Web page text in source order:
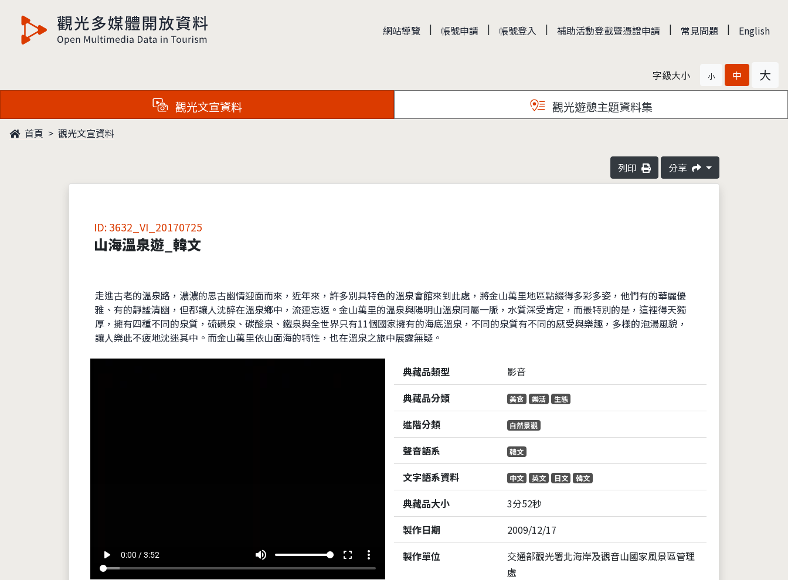
觀光多媒體開放資料 網站導覽 | 帳號申請 | 帳號登入 | 補助活動登載暨憑證申請 | 常見問題 | English
字級大小 小 中 大
觀光文宣資料 觀光遊憩主題資料集
首頁 觀光文宣資料
列印 分享
ID: 3632_VI_20170725
山海溫泉遊_韓文
走進古老的溫泉路，濃濃的思古幽情迎面而來，近年來，許多別具特色的溫泉會館來到此處，將金山萬里地區點綴得多彩多姿，他們有的華麗優
雅、有的靜謐清幽，但都讓人沈醉在溫泉鄉中，流連忘返。金山萬里的溫泉與陽明山溫泉同屬一脈，水質深受肯定，而最特別的是，這裡得天獨
厚，擁有四種不同的泉質，硫磺泉、碳酸泉、鐵泉與全世界只有11個國家擁有的海底溫泉，不同的泉質有不同的感受與樂趣，多樣的泡湯風貌，
讓人樂此不疲地沈迷其中。而金山萬里依山面海的特性，也在溫泉之旅中展露無疑。
play_arrow 0:00 / 3:52 volume_up fullscreen more_vert
典藏品類型
影音
典藏品分類
美食 樂活 生態
進階分類 自然景觀
聲音語系 韓文
文字語系資料 中文 英文 日文 韓文
典藏品大小
3分52秒
製作日期
2009/12/17
製作單位
交通部觀光署北海岸及觀音山國家風景區管理
處